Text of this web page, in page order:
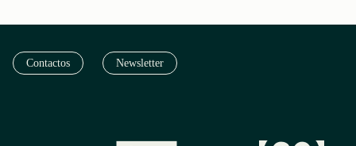
Contactos Newsletter